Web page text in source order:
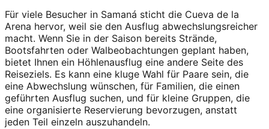
Für viele Besucher in Samaná sticht die Cueva de la
Arena hervor, weil sie den Ausflug abwechslungsreicher
macht. Wenn Sie in der Saison bereits Strände,
Bootsfahrten oder Walbeobachtungen geplant haben,
bietet Ihnen ein Höhlenausflug eine andere Seite des
Reiseziels. Es kann eine kluge Wahl für Paare sein, die
eine Abwechslung wünschen, für Familien, die einen
geführten Ausflug suchen, und für kleine Gruppen, die
eine organisierte Reservierung bevorzugen, anstatt
jeden Teil einzeln auszuhandeln.